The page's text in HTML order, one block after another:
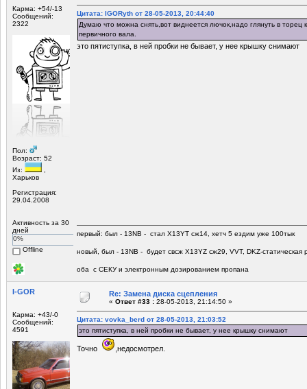
Карма: +54/-13
Сообщений:
2322
Пол:
Возраст: 52
Из:
Харьков
Регистрация:
29.04.2008
Активность за 30
дней
0%
Offline
Цитата: IGORyth от 28-05-2013, 20:44:40
Думаю что можна снять,вот виднеется лючок,надо глянуть в торец
первичного вала.
это пятиступка, в ней пробки не бывает, у нее крышку снимают
первый: был - 13NB - стал Х13YT сж14, хетч 5 ездим уже 100тык
новый, был - 13NB - будет свсж Х13YZ сж29, VVT, DKZ-статическая
оба с СЕКУ и электронным дозированием пропана
I-GOR
Карма: +43/-0
Сообщений:
4591
Re: Замена диска сцепления
« Ответ #33 : 28-05-2013, 21:14:50 »
Цитата: vovka_berd от 28-05-2013, 21:03:52
это пятиступка, в ней пробки не бывает, у нее крышку снимают
Точно ,недосмотрел.